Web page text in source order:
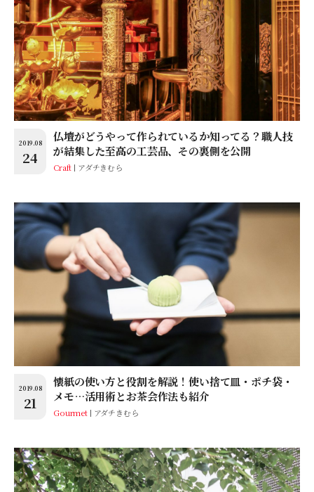
2019.08
24
仏壇がどうやって作られているか知ってる？職人技
が結集した至高の工芸品、その裏側を公開
Craft アダチきむら
2019.08
21
懐紙の使い方と役割を解説！使い捨て皿・ポチ袋・
メモ…活用術とお茶会作法も紹介
Gourmet アダチきむら